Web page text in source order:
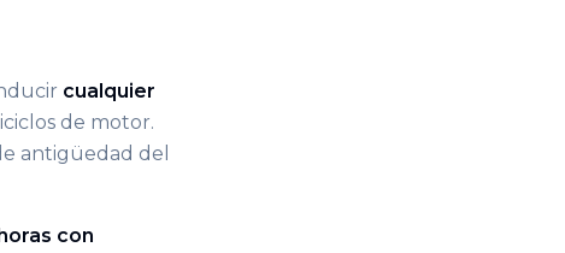
cualquier
de motor.
antigüedad del
con